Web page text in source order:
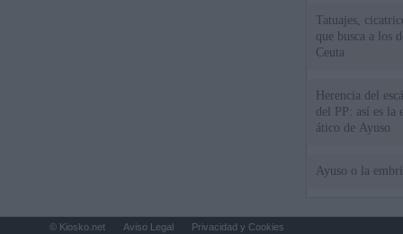
Tatuajes,
que busca a los
Ceuta
Herencia del
del PP: así es la
ático de Ayuso
Ayuso o la
© Kiosko.net Aviso Legal Privacidad y Cookies